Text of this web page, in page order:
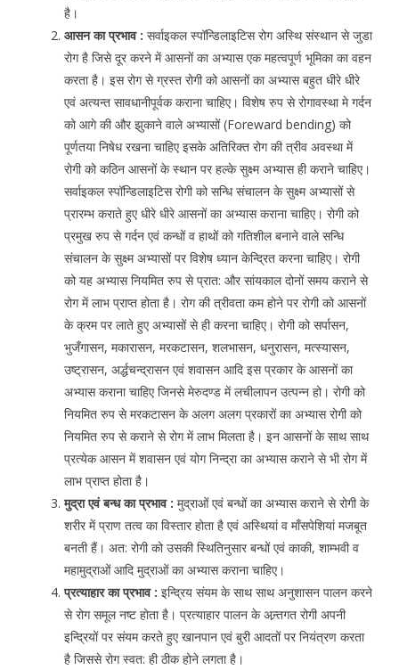
है।
आसन का प्रभाव : सर्वाइकल स्पॉन्डिलाइटिस रोग अस्थि संस्थान से जुडा
रोग है जिसे दूर करने में आसनों का अभ्यास एक महत्वपूर्ण भूमिका का वहन
करता है। इस रोग से ग्रस्त रोगी को आसनों का अभ्यास बहुत धीरे धीरे
एवं अत्यन्त सावधानीपूर्वक कराना चाहिए। विशेष रुप से रोगावस्था मे गर्दन
को आगे की और झुकाने वाले अभ्यासों (Foreward bending) को
पूर्णतया निषेध रखना चाहिए इसके अतिरिक्त रोग की त्रीव अवस्था में
रोगी को कठिन आसनों के स्थान पर हल्के सुक्ष्म अभ्यास ही कराने चाहिए।
सर्वाइकल स्पॉन्डिलाइटिस रोगी को सन्धि संचालन के सुक्ष्म अभ्यासों से
प्रारम्भ कराते हुए धीरे धीरे आसनों का अभ्यास कराना चाहिए। रोगी को
प्रमुख रुप से गर्दन एवं कन्धों व हाथों को गतिशील बनाने वाले सन्धि
संचालन के सुक्ष्म अभ्यासों पर विशेष ध्यान केन्द्रित करना चाहिए। रोगी
को यह अभ्यास नियमित रुप से प्रात: और सांयकाल दोनों समय कराने से
रोग में लाभ प्राप्त होता है। रोग की त्रीवता कम होने पर रोगी को आसनों
के क्रम पर लाते हुए अभ्यासों से ही करना चाहिए। रोगी को सर्पासन,
भुजँगासन, मकारासन, मरकटासन, शलभासन, धनुरासन, मत्स्यासन,
उष्ट्रासन, अर्द्धचन्द्रासन एवं शवासन आदि इस प्रकार के आसनों का
अभ्यास कराना चाहिए जिनसे मेरुदण्ड में लचीलापन उत्पन्न हो। रोगी को
नियमित रुप से मरकटासन के अलग अलग प्रकारों का अभ्यास रोगी को
नियमित रुप से कराने से रोग में लाभ मिलता है। इन आसनों के साथ साथ
प्रत्येक आसन में शवासन एवं योग निन्द्रा का अभ्यास कराने से भी रोग में
लाभ प्राप्त होता है।
मुद्रा एवं बन्ध का प्रभाव : मुद्राओं एवं बन्धों का अभ्यास कराने से रोगी के
शरीर में प्राण तत्व का विस्तार होता है एवं अस्थियां व माँसपेशियां मजबूत
बनती हैं। अत: रोगी को उसकी स्थितिनुसार बन्धों एवं काकी, शाम्भवी व
महामुद्राओं आदि मुद्राओं का अभ्यास कराना चाहिए।
प्रत्याहार का प्रभाव : इन्द्रिय संयम के साथ साथ अनुशासन पालन करने
से रोग समूल नष्ट होता है। प्रत्याहार पालन के अन्र्तगत रोगी अपनी
इन्द्रियों पर संयम करते हुए खानपान एवं बुरी आदतों पर नियंत्रण करता
है जिससे रोग स्वत: ही ठीक होने लगता है।